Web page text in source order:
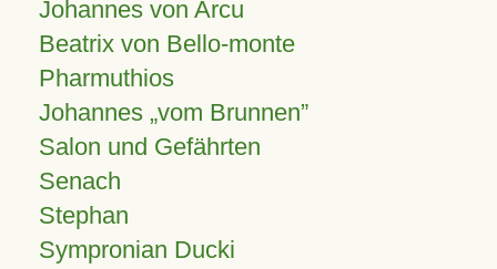
Johannes von Arcu
Beatrix von Bello-monte
Pharmuthios
Johannes vom Brunnen
Salon und Gefährten
Senach
Stephan
Sympronian Ducki